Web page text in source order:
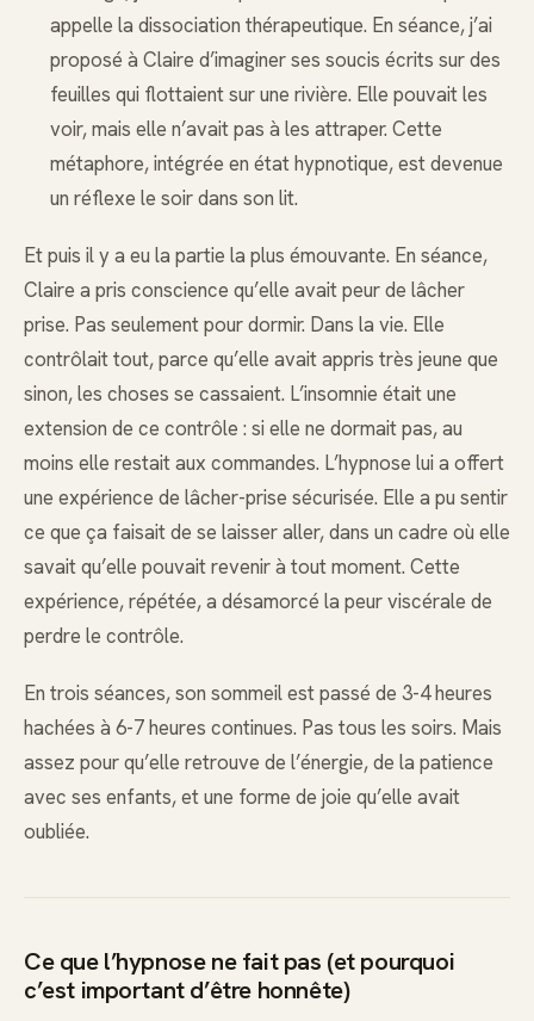
appelle la dissociation thérapeutique. En séance, j’ai
proposé à Claire d’imaginer ses soucis écrits sur des
feuilles qui flottaient sur une rivière. Elle pouvait les
voir, mais elle n’avait pas à les attraper. Cette
métaphore, intégrée en état hypnotique, est devenue
un réflexe le soir dans son lit.
Et puis il y a eu la partie la plus émouvante. En séance,
Claire a pris conscience qu’elle avait peur de lâcher
prise. Pas seulement pour dormir. Dans la vie. Elle
contrôlait tout, parce qu’elle avait appris très jeune que
sinon, les choses se cassaient. L’insomnie était une
extension de ce contrôle : si elle ne dormait pas, au
moins elle restait aux commandes. L’hypnose lui a offert
une expérience de lâcher-prise sécurisée. Elle a pu sentir
ce que ça faisait de se laisser aller, dans un cadre où elle
savait qu’elle pouvait revenir à tout moment. Cette
expérience, répétée, a désamorcé la peur viscérale de
perdre le contrôle.
En trois séances, son sommeil est passé de 3-4 heures
hachées à 6-7 heures continues. Pas tous les soirs. Mais
assez pour qu’elle retrouve de l’énergie, de la patience
avec ses enfants, et une forme de joie qu’elle avait
oubliée.
Ce que l’hypnose ne fait pas (et pourquoi
c’est important d’être honnête)